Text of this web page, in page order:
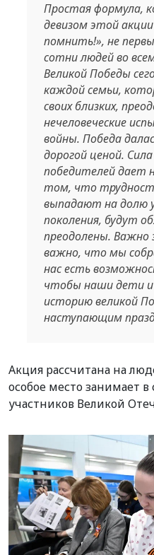
Простая формула,
девизом этой
помнить!», не
сотни людей во
Великой Победы
каждой семьи,
своих близких,
нечеловеческие
войны. Победа
дорогой ценой.
победителей дает
том, что
выпадают на долю
поколения, будут
преодолены. Важно
важно, что мы
нас есть
чтобы наши дети и
историю великой
наступающим
Акция рассчитана на
особое место занимает
участников Великой